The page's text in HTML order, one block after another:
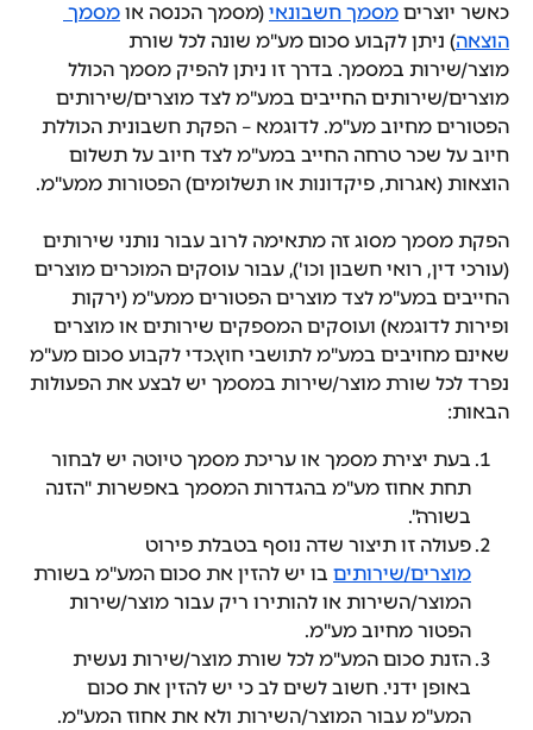
כאשר יוצרים מסמך חשבונאי (מסמך הכנסה או מסמך
הוצאה) ניתן לקבוע סכום מע"מ שונה לכל שורת
מוצר/שירות במסמך. בדרך זו ניתן להפיק מסמך הכולל
מוצרים/שירותים החייבים במע"מ לצד מוצרים/שירותים
הפטורים מחיוב מע"מ. לדוגמא – הפקת חשבונית הכוללת
חיוב על שכר טרחה החייב במע"מ לצד חיוב על תשלום
הוצאות (אגרות, פיקדונות או תשלומים) הפטורות ממע"מ.
הפקת מסמך מסוג זה מתאימה לרוב עבור נותני שירותים
(עורכי דין, רואי חשבון וכו'), עבור עוסקים המוכרים מוצרים
החייבים במע"מ לצד מוצרים הפטורים ממע"מ (ירקות
ופירות לדוגמא) ועוסקים המספקים שירותים או מוצרים
שאינם מחויבים במע"מ לתושבי חוץ.כדי לקבוע סכום מע"מ
נפרד לכל שורת מוצר/שירות במסמך יש לבצע את הפעולות
הבאות:
בעת יצירת מסמך או עריכת מסמך טיוטה יש לבחור
תחת אחוז מע"מ בהגדרות המסמך באפשרות "הזנה
בשורה".
פעולה זו תיצור שדה נוסף בטבלת פירוט
מוצרים/שירותים בו יש להזין את סכום המע"מ בשורת
המוצר/השירות או להותירו ריק עבור מוצר/שירות
הפטור מחיוב מע"מ.
הזנת סכום המע"מ לכל שורת מוצר/שירות נעשית
באופן ידני. חשוב לשים לב כי יש להזין את סכום
המע"מ עבור המוצר/השירות ולא את אחוז המע"מ.